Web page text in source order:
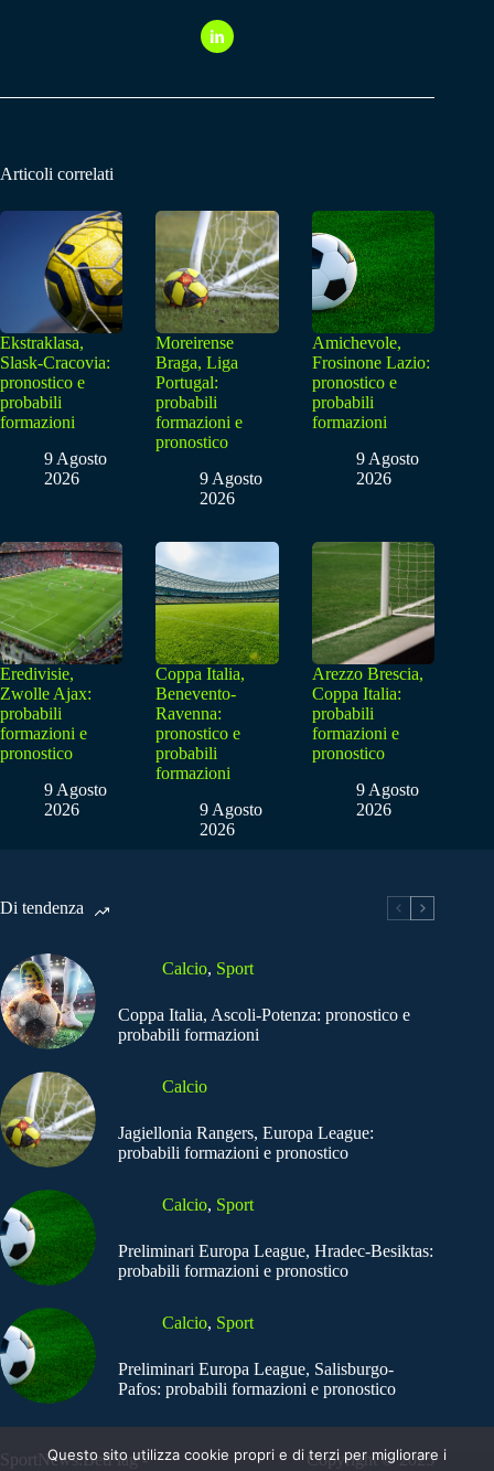
Articoli correlati
Ekstraklasa,
Slask-Cracovia:
pronostico e
probabili
formazioni
9 Agosto
2026
Moreirense
Braga, Liga
Portugal:
probabili
formazioni e
pronostico
9 Agosto
2026
Amichevole,
Frosinone Lazio:
pronostico e
probabili
formazioni
9 Agosto
2026
Eredivisie,
Zwolle Ajax:
probabili
formazioni e
pronostico
9 Agosto
2026
Coppa Italia,
Benevento-
Ravenna:
pronostico e
probabili
formazioni
9 Agosto
2026
Arezzo Brescia,
Coppa Italia:
probabili
formazioni e
pronostico
9 Agosto
2026
Di tendenza
Calcio, Sport
Coppa Italia, Ascoli-Potenza: pronostico e
probabili formazioni
Calcio
Jagiellonia Rangers, Europa League:
probabili formazioni e pronostico
Calcio, Sport
Preliminari Europa League, Hradec-Besiktas:
probabili formazioni e pronostico
Calcio, Sport
Preliminari Europa League, Salisburgo-
Pafos: probabili formazioni e pronostico
SportNews.BetFlag -
Copyright © 2025
Questo sito utilizza cookie propri e di terzi per migliorare i